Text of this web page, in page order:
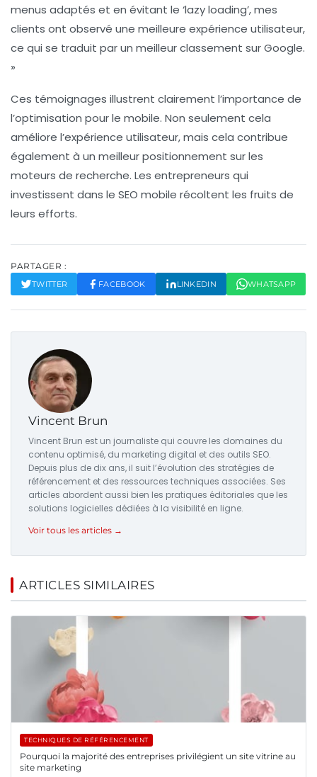
menus adaptés et en évitant le ‘lazy loading’, mes
clients ont observé une meilleure expérience utilisateur,
ce qui se traduit par un meilleurclassement sur Google.
»
Ces témoignages illustrent clairement l’importance de
l’optimisation pour le mobile. Non seulement cela
améliore l’expérience utilisateur, mais cela contribue
également à un meilleur positionnement sur les
moteurs de recherche. Les entrepreneurs qui
investissent dans le SEO mobile récoltent les fruits de
leurs efforts.
PARTAGER :
TWITTER FACEBOOK LINKEDIN WHATSAPP
Vincent Brun
Vincent Brun est un journaliste qui couvre les domaines du
contenu optimisé, du marketing digital et des outils SEO.
Depuis plus de dix ans, il suit l’évolution des stratégies de
référencement et des ressources techniques associées. Ses
articles abordent aussi bien les pratiques éditoriales que les
solutions logicielles dédiées à la visibilité en ligne.
Voir tous les articles →
ARTICLES SIMILAIRES
TECHNIQUES DE RÉFÉRENCEMENT
Pourquoi la majorité des entreprises privilégient un site vitrine au
site marketing